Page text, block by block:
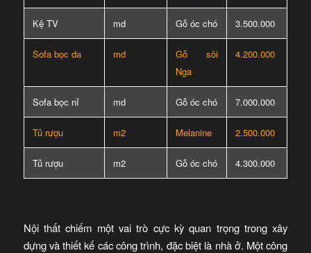
Kệ TV md Gỗ óc chó 3.500.000
Sofa bọc da md
Gỗ sồi
Nga
4.200.000
Sofa bọc nỉ md Gỗ óc chó 7.000.000
Tủ rượu m2 Melanine 2.500.000
Tủ rượu m2 Gỗ óc chó 4.300.000
Nội thất chiếm một vai trò cực kỳ quan trọng trong xây
dựng và thiết kế các công trình, đặc biệt là nhà ở. Một công